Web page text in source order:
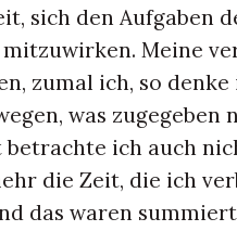
sich den Aufgaben
Meine
zumal ich, so denke
was zugegeben
ich auch
die Zeit, die ich
das waren